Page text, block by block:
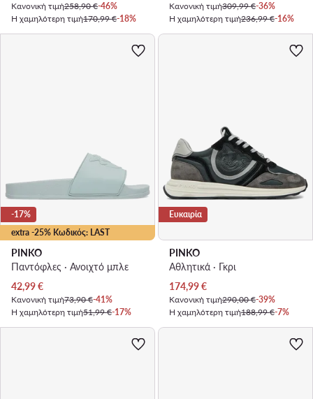
Κανονική τιμή258,90 €-46%
Η χαμηλότερη τιμή170,99 €-18%
Κανονική τιμή309,99 €-36%
Η χαμηλότερη τιμή236,99 €-16%
extra -25% Κωδικός: LAST
-17%
PINKO
Παντόφλες · Ανοιχτό μπλε
Τρέχουσα τιμή
42,99€
Κανονική τιμή73,90 €-41%
Η χαμηλότερη τιμή51,99 €-17%
Ευκαιρία
PINKO
Αθλητικά · Γκρι
Τρέχουσα τιμή
174,99€
Κανονική τιμή290,00 €-39%
Η χαμηλότερη τιμή188,99 €-7%